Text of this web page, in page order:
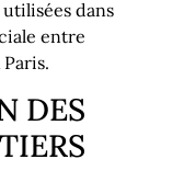
dans
entre
DES